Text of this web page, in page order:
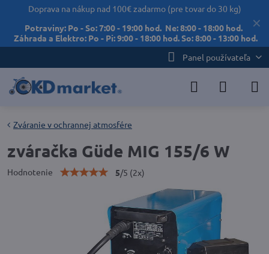
✕
Doprava na nákup nad 100€ zadarmo (pre tovar do 30 kg)
Potraviny: Po - So: 7:00 - 19:00 hod. Ne: 8:00 - 18:00 hod.
Záhrada a Elektro: Po - Pi: 9:00 - 18:00 hod. So: 8:00 - 13:00 hod.
Panel používateľa
Zváranie v ochrannej atmosfére
zváračka Güde MIG 155/6 W
Hodnotenie 5/5 (2x)